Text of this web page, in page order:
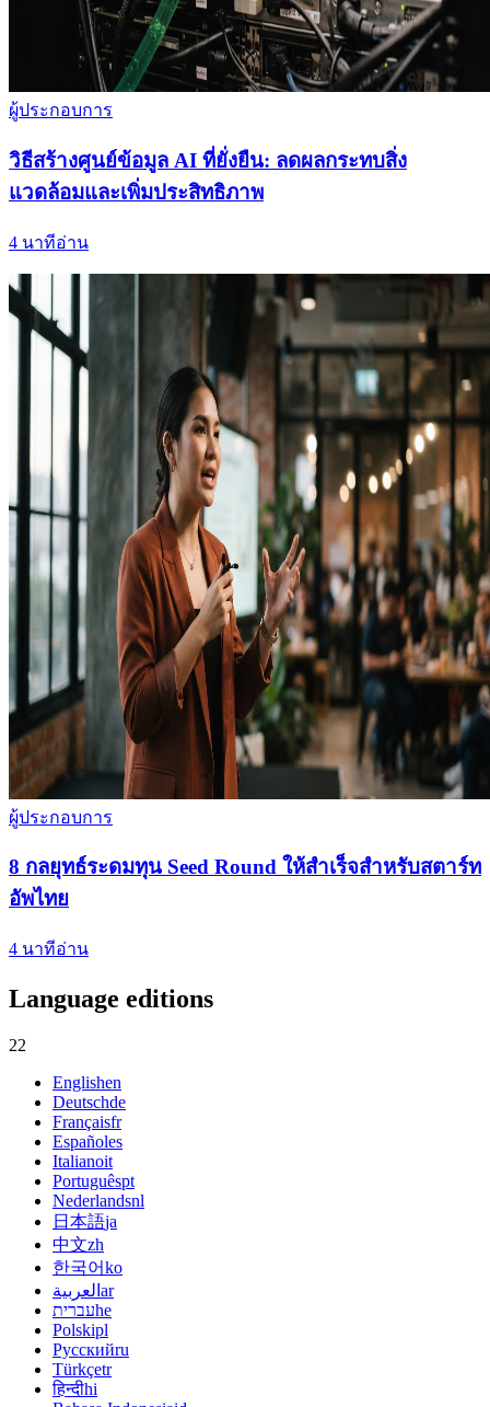
ผู้ประกอบการ
วิธีสร้างศูนย์ข้อมูล AI ที่ยั่งยืน: ลดผลกระทบสิ่ง
แวดล้อมและเพิ่มประสิทธิภาพ
4 นาทีอ่าน
ผู้ประกอบการ
8 กลยุทธ์ระดมทุน Seed Round ให้สำเร็จสำหรับสตาร์ท
อัพไทย
4 นาทีอ่าน
Language editions
22
Englishen
Deutschde
Françaisfr
Españoles
Italianoit
Portuguêspt
Nederlandsnl
日本語ja
中文zh
한국어ko
العربية ar
עבריתhe
Polskipl
Русскийru
Türkçetr
हिन्दीhi